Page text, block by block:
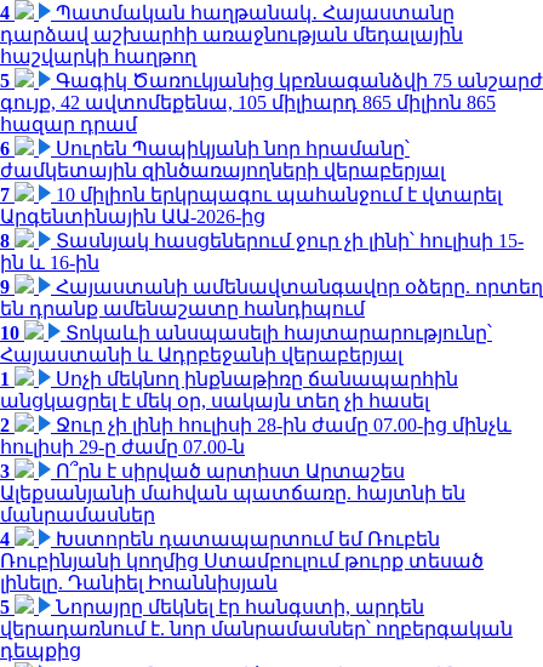
4
Պատմական հաղթանակ․ Հայաստանը
դարձավ աշխարհի առաջնության մեդալային
հաշվարկի հաղթող
5
Գագիկ Ծառուկյանից կբռնագանձվի 75 անշարժ
գույք, 42 ավտոմեքենա, 105 միլիարդ 865 միլիոն 865
հազար դրամ
6
Սուրեն Պապիկյանի նոր հրամանը՝
ժամկետային զինծառայողների վերաբերյալ
7
10 միլիոն երկրպագու պահանջում է վտարել
Արգենտինային ԱԱ-2026-ից
8
Տասնյակ հասցեներում ջուր չի լինի՝ հուլիսի 15-
ին և 16-ին
9
Հայաստանի ամենավտանգավոր օձերը. որտեղ
են դրանք ամենաշատը հանդիպում
10
Տոկաևի անսպասելի հայտարարությունը՝
Հայաստանի և Ադրբեջանի վերաբերյալ
1
Սոչի մեկնող ինքնաթիռը ճանապարհին
անցկացրել է մեկ օր, սակայն տեղ չի հասել
2
Ջուր չի լինի հուլիսի 28-ին ժամը 07.00-ից մինչև
հուլիսի 29-ը ժամը 07.00-ն
3
Ո՞րն է սիրված արտիստ Արտաշես
Ալեքսանյանի մահվան պատճառը. հայտնի են
մանրամասներ
4
Խստորեն դատապարտում եմ Ռուբեն
Ռուբինյանի կողմից Ստամբուլում թուրք տեսած
լինելը. Դանիել Իոաննիսյան
5
Նորայրը մեկնել էր հանգստի, արդեն
վերադառնում է. նոր մանրամասներ՝ ողբերգական
դեպքից